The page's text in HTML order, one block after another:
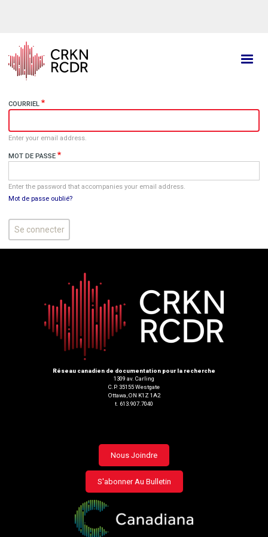
principal
COURRIEL
Enter your email address.
MOT DE PASSE
Enter the password that accompanies your email address.
Mot de passe oublié?
Réseau canadien de documentation pour la recherche
1309 av. Carling
C.P. 35155 Westgate
Ottawa, ON K1Z 1A2
t. 613.907.7040
Footer
menu
Nous Joindre
S'abonner Au Bulletin